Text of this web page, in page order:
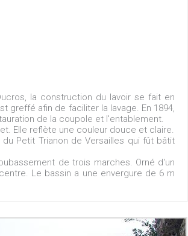
la construction du lavoir se fait en
greffé afin de faciliter la lavage. En 1894,
de la coupole et l'entablement.
Elle reflète une couleur douce et claire.
Petit Trianon de Versailles qui fût bâtit
de trois marches. Orné d'un
Le bassin a une envergure de 6 m